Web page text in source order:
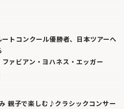
トコンクール優勝者、日本ツアーへ
ァビアン・ヨハネス・エッガー
親子で楽しむ♪クラシックコンサー